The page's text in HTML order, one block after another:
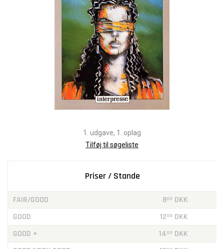
1. udgave, 1. oplag
Tilføj til søgeliste
Priser / Stande
FAIR/GOOD 800 DKK
GOOD
1200 DKK
GOOD +
1400 DKK